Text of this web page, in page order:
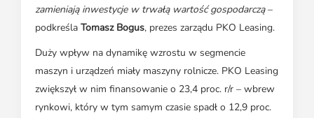
zamieniają inwestycje w trwałą wartość gospodarczą–
podkreśla Tomasz Bogus, prezes zarządu PKO Leasing.
Duży wpływ na dynamikę wzrostu w segmencie
maszyn i urządzeń miały maszyny rolnicze. PKO Leasing
zwiększył w nim finansowanie o 23,4 proc. r/r – wbrew
rynkowi, który w tym samym czasie spadł o 12,9 proc.